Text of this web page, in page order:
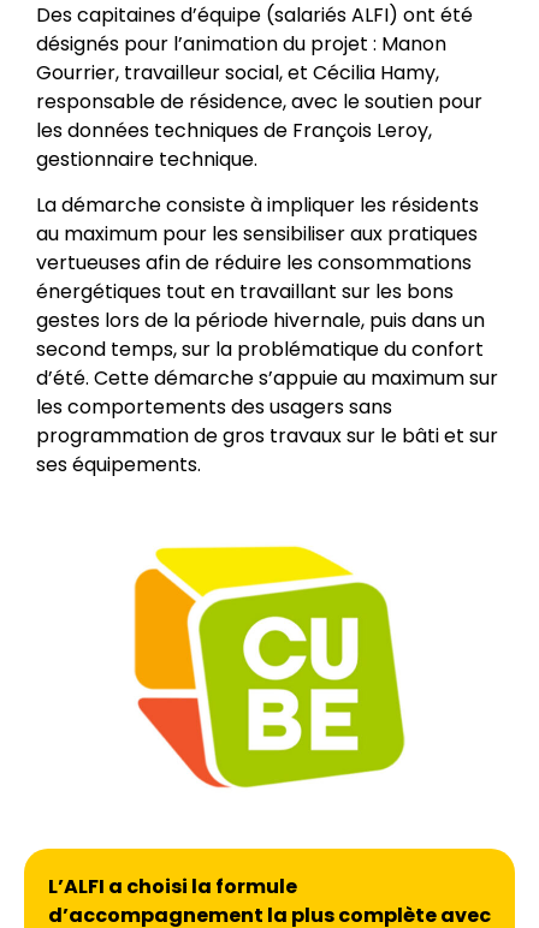
Des capitaines d’équipe (salariés ALFI) ont été
désignés pour l’animation du projet : Manon
Gourrier, travailleur social, et Cécilia Hamy,
responsable de résidence, avec le soutien pour
les données techniques de François Leroy,
gestionnaire technique.
La démarche consiste à impliquer les résidents
au maximum pour les sensibiliser aux pratiques
vertueuses afin de réduire les consommations
énergétiques tout en travaillant sur les bons
gestes lors de la période hivernale, puis dans un
second temps, sur la problématique du confort
d’été. Cette démarche s’appuie au maximum sur
les comportements des usagers sans
programmation de gros travaux sur le bâti et sur
ses équipements.
L’ALFI a choisi la formule
d’accompagnement la plus complète avec